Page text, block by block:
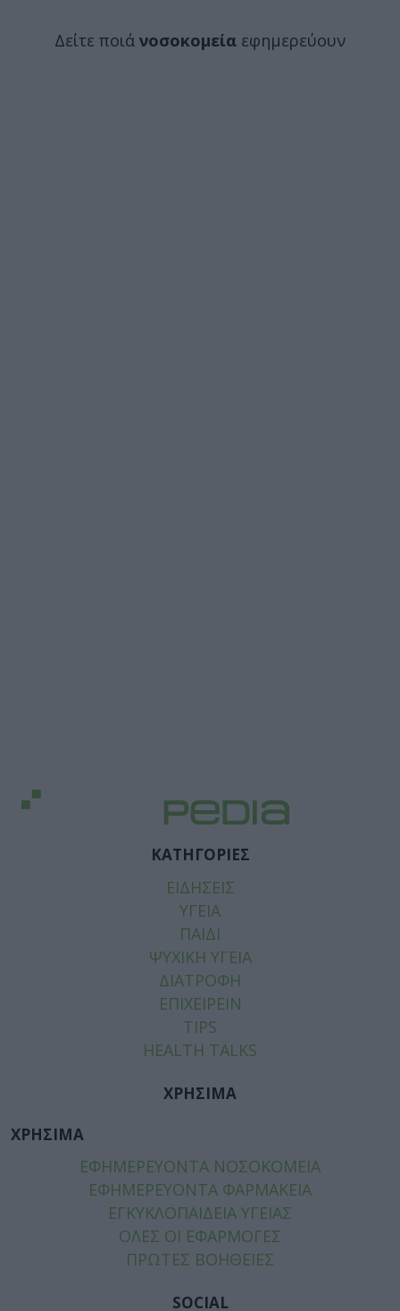
Δείτε ποιά νοσοκομεία εφημερεύουν
ΚΑΤΗΓΟΡΙΕΣ
ΕΙΔΗΣΕΙΣ
ΥΓΕΙΑ
ΠΑΙΔΙ
ΨΥΧΙΚΗ ΥΓΕΙΑ
ΔΙΑΤΡΟΦΗ
ΕΠΙΧΕΙΡΕΙΝ
TIPS
HEALTH TALKS
ΧΡΗΣΙΜΑ
ΧΡΗΣΙΜΑ
ΕΦΗΜΕΡΕΥΟΝΤΑ ΝΟΣΟΚΟΜΕΙΑ
ΕΦΗΜΕΡΕΥΟΝΤΑ ΦΑΡΜΑΚΕΙΑ
ΕΓΚΥΚΛΟΠΑΙΔΕΙΑ ΥΓΕΙΑΣ
ΟΛΕΣ ΟΙ ΕΦΑΡΜΟΓΕΣ
ΠΡΩΤΕΣ ΒΟΗΘΕΙΕΣ
SOCIAL